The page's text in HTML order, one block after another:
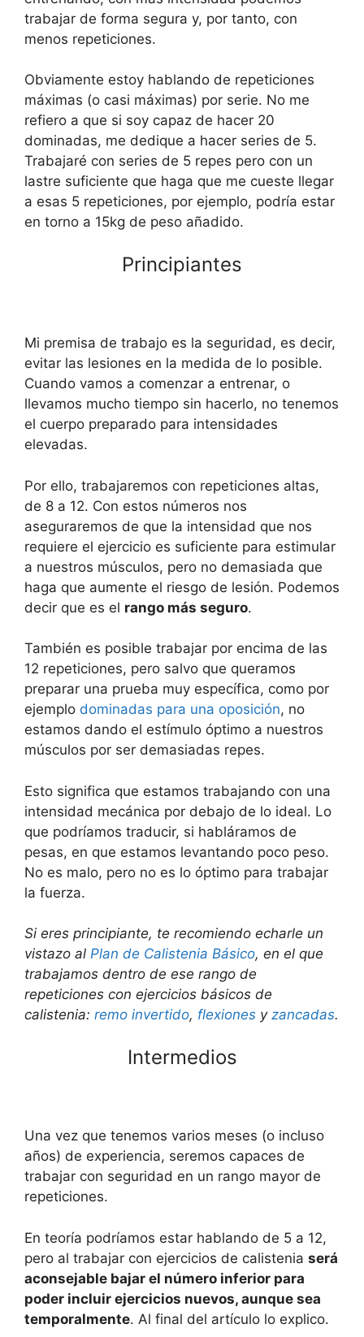
trabajar de forma segura y, por tanto, con
menos repeticiones.
Obviamente estoy hablando de repeticiones
máximas (o casi máximas) por serie. No me
refiero a que si soy capaz de hacer 20
dominadas, me dedique a hacer series de 5.
Trabajaré con series de 5 repes pero con un
lastre suficiente que haga que me cueste llegar
a esas 5 repeticiones, por ejemplo, podría estar
en torno a 15kg de peso añadido.
Principiantes
Mi premisa de trabajo es la seguridad, es decir,
evitar las lesiones en la medida de lo posible.
Cuando vamos a comenzar a entrenar, o
llevamos mucho tiempo sin hacerlo, no tenemos
el cuerpo preparado para intensidades
elevadas.
Por ello, trabajaremos con repeticiones altas,
de 8 a 12. Con estos números nos
aseguraremos de que la intensidad que nos
requiere el ejercicio es suficiente para estimular
a nuestros músculos, pero no demasiada que
haga que aumente el riesgo de lesión. Podemos
decir que es el rango más seguro.
También es posible trabajar por encima de las
12 repeticiones, pero salvo que queramos
preparar una prueba muy específica, como por
ejemplo dominadas para una oposición, no
estamos dando el estímulo óptimo a nuestros
músculos por ser demasiadas repes.
Esto significa que estamos trabajando con una
intensidad mecánica por debajo de lo ideal. Lo
que podríamos traducir, si habláramos de
pesas, en que estamos levantando poco peso.
No es malo, pero no es lo óptimo para trabajar
la fuerza.
Si eres principiante, te recomiendo echarle un
vistazo al Plan de Calistenia Básico, en el que
trabajamos dentro de ese rango de
repeticiones con ejercicios básicos de
calistenia: remo invertido, flexiones y zancadas.
Intermedios
Una vez que tenemos varios meses (o incluso
años) de experiencia, seremos capaces de
trabajar con seguridad en un rango mayor de
repeticiones.
En teoría podríamos estar hablando de 5 a 12,
pero al trabajar con ejercicios de calistenia será
aconsejable bajar el número inferior para
poder incluir ejercicios nuevos, aunque sea
temporalmente. Al final del artículo lo explico.